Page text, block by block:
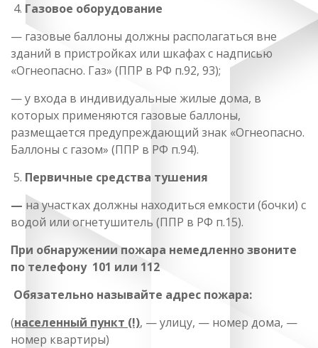
Газовое оборудование
— газовые баллоны должны располагаться вне
зданий в пристройках или шкафах с надписью
«Огнеопасно. Газ» (ППР в РФ п.92, 93);
— у входа в индивидуальные жилые дома, в
которых применяются газовые баллоны,
размещается предупреждающий знак «Огнеопасно.
Баллоны с газом» (ППР в РФ п.94).
Первичные средства тушения
— на участках должны находиться емкости (бочки) с
водой или огнетушитель (ППР в РФ п.15).
При обнаружении пожара немедленно звоните
по телефону 101 или 112
Обязательно называйте адрес пожара:
(населенный пункт (!), — улицу, — номер дома, —
номер квартиры)